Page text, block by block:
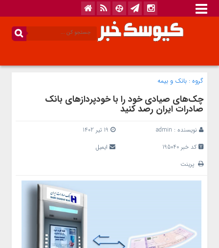
گروه : بانک‌ و بیمه
​چک‌های صیادی خود را با خودپردازهای بانک
صادرات ایران رصد کنید
نویسنده : admin
کد خبر 195040
ایمیل
پرینت